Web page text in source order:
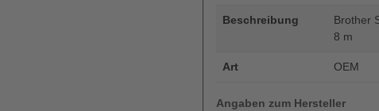
Beschreibung
Brother
8 m
Art OEM
Angaben zum Hersteller